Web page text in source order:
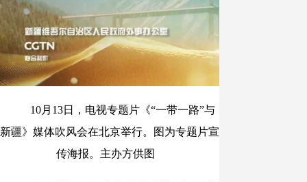
10月13日，电视专题片《“一带一路”与
新疆》媒体吹风会在北京举行。图为专题片宣
传海报。主办方供图